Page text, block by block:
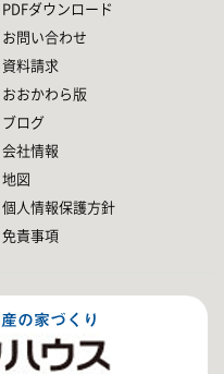
PDFダウンロード
お問い合わせ
資料請求
おおかわら版
ブログ
会社情報
地図
個人情報保護方針
免責事項